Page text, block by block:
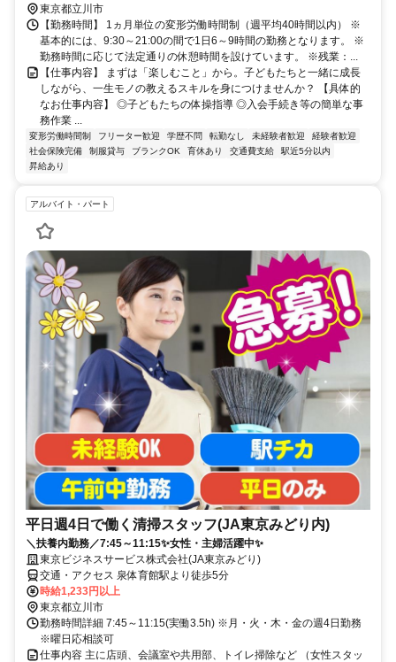
東京都立川市
【勤務時間】 1ヵ月単位の変形労働時間制（週平均40時間以内） ※
基本的には、9:30～21:00の間で1日6～9時間の勤務となります。 ※
勤務時間に応じて法定通りの休憩時間を設けています。 ※残業：...
【仕事内容】 まずは「楽しむこと」から。子どもたちと一緒に成長
しながら、一生モノの教えるスキルを身につけませんか？ 【具体的
なお仕事内容】 ◎子どもたちの体操指導 ◎入会手続き等の簡単な事
務作業 ...
変形労働時間制 フリーター歓迎 学歴不問 転勤なし 未経験者歓迎
経験者歓迎
社会保険完備
制服貸与 ブランクOK 育休あり 交通費支給
駅近5分以内
昇給あり
アルバイト・パート
平日週4日で働く清掃スタッフ(JA東京みどり内)
＼扶養内勤務／7:45～11:15✨女性・主婦活躍中✨
東京ビジネスサービス株式会社(JA東京みどり)
交通・アクセス 泉体育館駅より徒歩5分
時給1,233円以上
東京都立川市
勤務時間詳細 7:45～11:15(実働3.5h) ※月・火・木・金の週4日勤務
※曜日応相談可
仕事内容 主に店頭、会議室や共用部、トイレ掃除など （女性スタッ